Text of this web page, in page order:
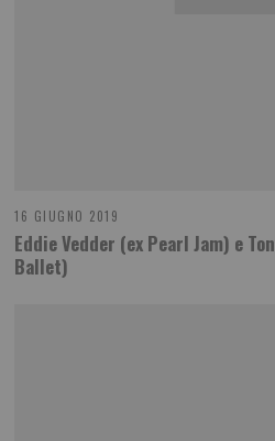
16 GIUGNO 2019
Eddie Vedder (ex Pearl Jam) e
Ballet)